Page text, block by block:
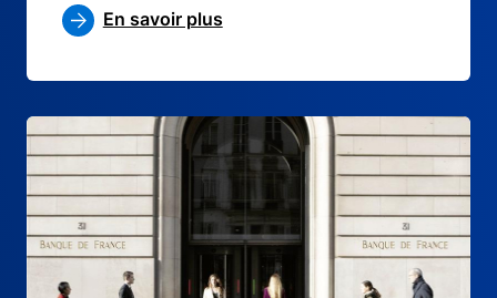
En savoir plus